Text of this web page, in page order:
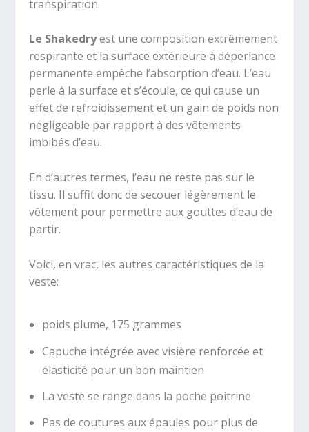
transpiration.
Le Shakedryest une composition extrêmement
respirante et la surface extérieure à déperlance
permanente empêche l’absorption d’eau. L’eau
perle à la surface et s’écoule, ce qui cause un
effet de refroidissement et un gain de poids non
négligeable par rapport à des vêtements
imbibés d’eau.
En d’autres termes, l’eau ne reste pas sur le
tissu. Il suffit donc de secouer légèrement le
vêtement pour permettre aux gouttes d’eau de
partir.
Voici, en vrac, les autres caractéristiques de la
veste:
poids plume, 175 grammes
Capuche intégrée avec visière renforcée et
élasticité pour un bon maintien
La veste se range dans la poche poitrine
Pas de coutures aux épaules pour plus de